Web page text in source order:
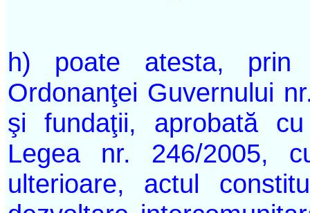
h) poate atesta, prin
Ordonanţei Guvernului
şi fundaţii, aprobată
Legea nr. 246/2005,
ulterioare, actul